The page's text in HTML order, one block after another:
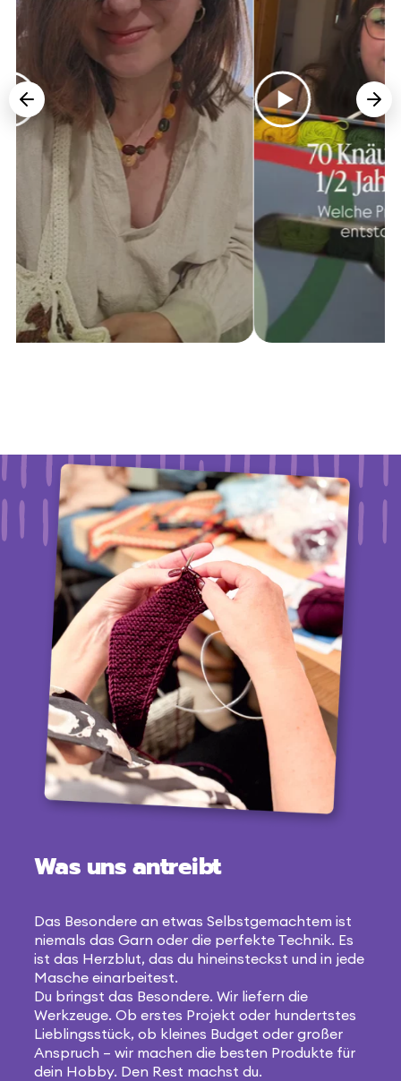
Was uns antreibt
Das Besondere an etwas Selbstgemachtem ist
niemals das Garn oder die perfekte Technik. Es
ist das Herzblut, das du hineinsteckst und in jede
Masche einarbeitest.
Du bringst das Besondere. Wir liefern die
Werkzeuge. Ob erstes Projekt oder hundertstes
Lieblingsstück, ob kleines Budget oder großer
Anspruch – wir machen die besten Produkte für
dein Hobby. Den Rest machst du.